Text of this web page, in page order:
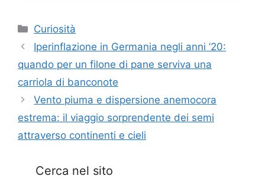
Categorie
Curiosità
Iperinflazione in Germania negli anni ’20:
quando per un filone di pane serviva una
carriola di banconote
Vento piuma e dispersione anemocora
estrema: il viaggio sorprendente dei semi
attraverso continenti e cieli
Cerca nel sito